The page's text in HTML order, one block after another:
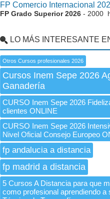
FP Comercio Internacional
FP Grado Superior 2026 - 2000
LO MÁS INTERESANTE
Otros Cursos profesionales 2026
Cursos Inem Sepe 2026
Ganadería
CURSO Inem Sepe 2026
clientes ONLINE
CURSO Inem Sepe 2026
Nivel Oficial Consejo Europeo
fp andalucia a distancia
fp madrid a distancia
5 Cursos A Distancia para que
como profesional aprendiendo a